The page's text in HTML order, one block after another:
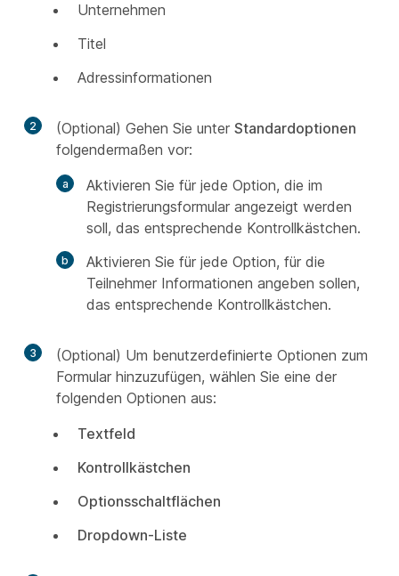
Unternehmen
Titel
Adressinformationen
2 (Optional) Gehen Sie unter Standardoptionen
folgendermaßen vor:
Aktivieren Sie für jede Option, die im
Registrierungsformular angezeigt werden
soll, das entsprechende Kontrollkästchen.
Aktivieren Sie für jede Option, für die
Teilnehmer Informationen angeben sollen,
das entsprechende Kontrollkästchen.
3
(Optional) Um benutzerdefinierte Optionen zum
Formular hinzuzufügen, wählen Sie eine der
folgenden Optionen aus:
Textfeld
Kontrollkästchen
Optionsschaltflächen
Dropdown-Liste